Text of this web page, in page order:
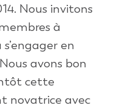
Nous invitons
à
en
avons bon
cette
novatrice avec